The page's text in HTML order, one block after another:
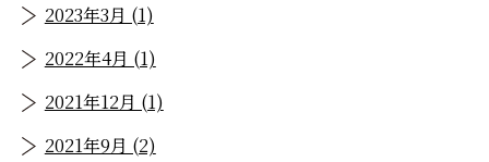
2023年3月 (1)
2022年4月 (1)
2021年12月 (1)
2021年9月 (2)